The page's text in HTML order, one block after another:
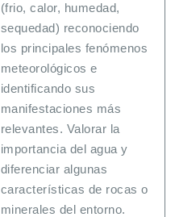
(frio, calor, humedad,
sequedad) reconociendo
los principales fenómenos
meteorológicos e
identificando sus
manifestaciones más
relevantes. Valorar la
importancia del agua y
diferenciar algunas
características de rocas o
minerales del entorno.